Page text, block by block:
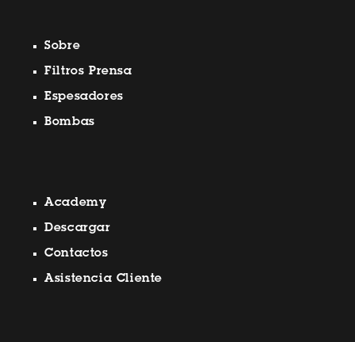
Sobre
Filtros Prensa
Espesadores
Bombas
Academy
Descargar
Contactos
Asistencia Cliente